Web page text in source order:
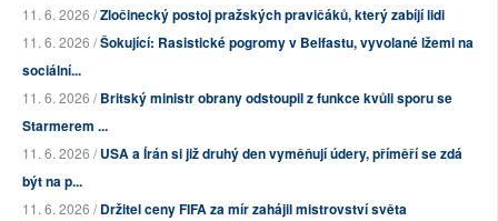
11. 6. 2026 /Zločinecký postoj pražských pravičáků, který zabíjí lidi
11. 6. 2026 /Šokující: Rasistické pogromy v Belfastu, vyvolané lžemi na
sociální...
11. 6. 2026 /Britský ministr obrany odstoupil z funkce kvůli sporu se
Starmerem ...
11. 6. 2026 /USA a Írán si již druhý den vyměňují údery, příměří se zdá
být na p...
11. 6. 2026 /Držitel ceny FIFA za mír zahájil mistrovství světa